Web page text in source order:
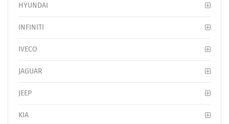
HYUNDAI
INFINITI
IVECO
JAGUAR
JEEP
KIA